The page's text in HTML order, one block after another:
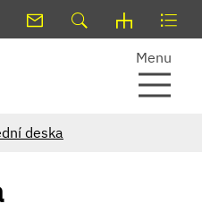
Menu
deska